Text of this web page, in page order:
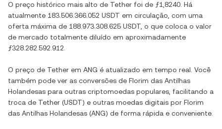
O preço histórico mais alto de Tether foi de ƒ1,8240 . Há
atualmente 183.506.366.052 USDT em circulação, com uma
oferta máxima de 188.973.308.625 USDT , o que coloca o valor
de mercado totalmente diluído em aproximadamente
ƒ328.282.592.912
O preço de Tether em ANG é atualizado em tempo real. Você
também pode ver as conversões de Florim das Antilhas
Holandesas para outras criptomoedas populares, facilitando a
troca de Tether (USDT) e outras moedas digitais por Florim
das Antilhas Holandesas (ANG) de forma rápida e conveniente.